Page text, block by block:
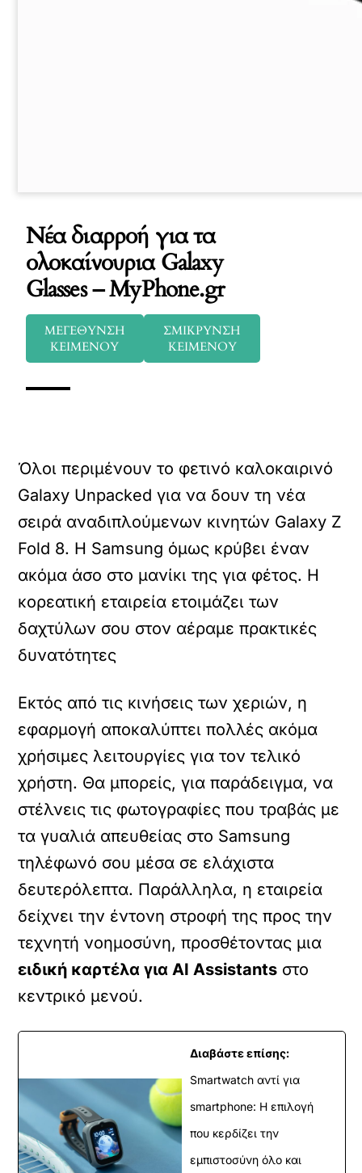
Νέα διαρροή για τα
ολοκαίνουρια Galaxy
Glasses – MyPhone.gr
ΜΕΓΕΘΥΝΣΗ
ΚΕΙΜΕΝΟΥ
ΣΜΙΚΡΥΝΣΗ
ΚΕΙΜΕΝΟΥ
Όλοι περιμένουν το φετινό καλοκαιρινό
Galaxy Unpacked για να δουν τη νέα
σειρά αναδιπλούμενων κινητών Galaxy Z
Fold 8. Η Samsung όμως κρύβει έναν
ακόμα άσο στο μανίκι της για φέτος. Η
κορεατική εταιρεία ετοιμάζει των
δαχτύλων σου στον αέραμε πρακτικές
δυνατότητες
Εκτός από τις κινήσεις των χεριών, η
εφαρμογή αποκαλύπτει πολλές ακόμα
χρήσιμες λειτουργίες για τον τελικό
χρήστη. Θα μπορείς, για παράδειγμα, να
στέλνεις τις φωτογραφίες που τραβάς με
τα γυαλιά απευθείας στο Samsung
τηλέφωνό σου μέσα σε ελάχιστα
δευτερόλεπτα. Παράλληλα, η εταιρεία
δείχνει την έντονη στροφή της προς την
τεχνητή νοημοσύνη, προσθέτοντας μια
ειδική καρτέλα για AI Assistants στο
κεντρικό μενού.
Διαβάστε επίσης:
Smartwatch αντί για
smartphone: Η επιλογή
που κερδίζει την
εμπιστοσύνη όλο και